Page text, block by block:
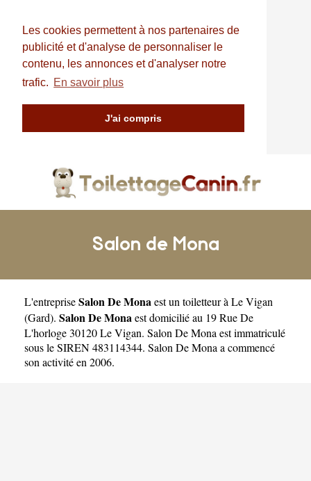
Les cookies permettent à nos partenaires de
publicité et d'analyse de personnaliser le
contenu, les annonces et d'analyser notre
trafic. En savoir plus
J'ai compris
Salon de Mona
L'entrepriseSalon De Monaest un toiletteur à Le Vigan
(Gard). Salon De Monaest domicilié au 19 Rue De
L'horloge 30120 Le Vigan. Salon De Mona est immatriculé
sous le SIREN 483114344. Salon De Mona a commencé
son activité en 2006.